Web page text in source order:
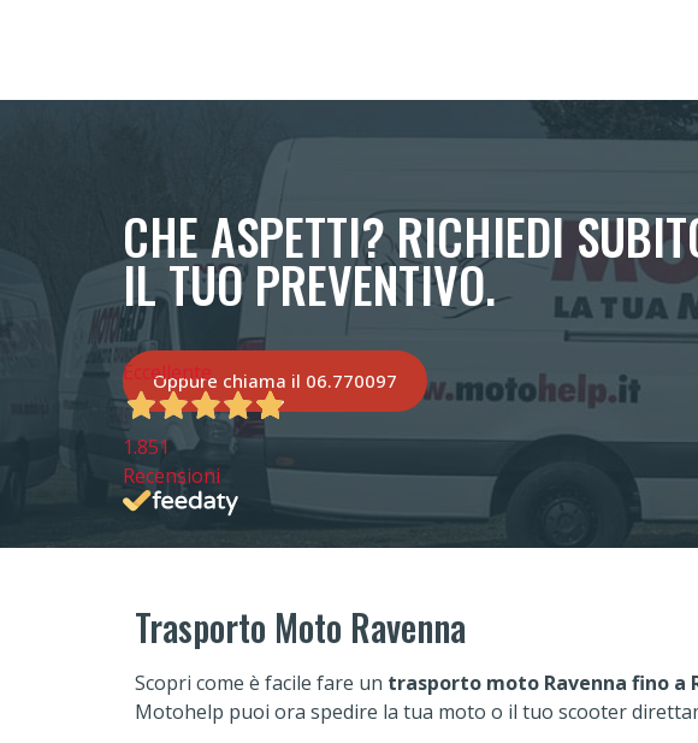
CHE ASPETTI? RICHIEDI
IL TUO PREVENTIVO.
Oppure chiama il 06.770097
Eccellente
1.851
Recensioni
Trasporto Moto Ravenna
Scopri come è facile fare un trasporto moto Ravenna fino a
Motohelp puoi ora spedire la tua moto o il tuo scooter